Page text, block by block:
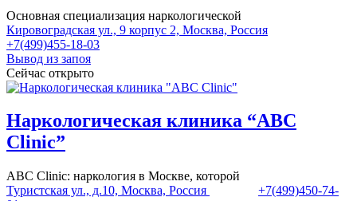
Основная специализация наркологической
Кировоградская ул., 9 корпус 2, Москва, Россия
+7(499)455-18-03
Вывод из запоя
Сейчас открыто
Наркологическая клиника “ABC
Clinic”
ABC Clinic: наркология в Москве, которой
Туристская ул., д.10, Москва, Россия
+7(499)450-74-